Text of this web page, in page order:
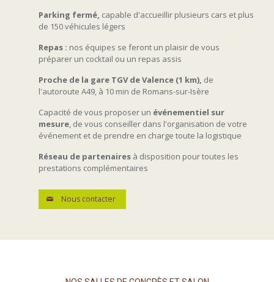
Parking fermé, capable d'accueillir plusieurs cars et plus
de 150 véhicules légers
Repas : nos équipes se feront un plaisir de vous
préparer un cocktail ou un repas assis
Proche de la gare TGV de Valence (1 km), de
l'autoroute A49, à 10 min de Romans-sur-Isère
Capacité de vous proposer un événementiel sur
mesure, de vous conseiller dans l'organisation de votre
événement et de prendre en charge toute la logistique
Réseau de partenaires à disposition pour toutes les
prestations complémentaires
Nous contacter